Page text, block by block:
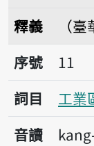
釋義
（
序號11工業區
序號
11
詞目
工業
音讀